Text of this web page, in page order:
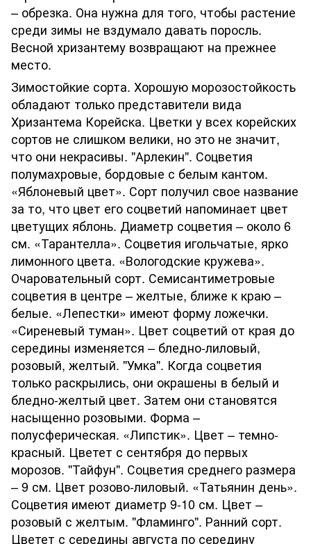
– обрезка. Она нужна для того, чтобы растение
среди зимы не вздумало давать поросль.
Весной хризантему возвращают на прежнее
место.
Зимостойкие сорта. Хорошую морозостойкость
обладают только представители вида
Хризантема Корейска. Цветки у всех корейских
сортов не слишком велики, но это не значит,
что они некрасивы. "Арлекин". Соцветия
полумахровые, бордовые с белым кантом.
«Яблоневый цвет». Сорт получил свое название
за то, что цвет его соцветий напоминает цвет
цветущих яблонь. Диаметр соцветия – около 6
см. «Тарантелла». Соцветия игольчатые, ярко
лимонного цвета. «Вологодские кружева».
Очаровательный сорт. Семисантиметровые
соцветия в центре – желтые, ближе к краю –
белые. «Лепестки» имеют форму ложечки.
«Сиреневый туман». Цвет соцветий от края до
середины изменяется – бледно-лиловый,
розовый, желтый. "Умка". Когда соцветия
только раскрылись, они окрашены в белый и
бледно-желтый цвет. Затем они становятся
насыщенно розовыми. Форма –
полусферическая. «Липстик». Цвет – темно-
красный. Цветет с сентября до первых
морозов. "Тайфун". Соцветия среднего размера
– 9 см. Цвет розово-лиловый. «Татьянин день».
Соцветия имеют диаметр 9-10 см. Цвет –
розовый с желтым. "Фламинго". Ранний сорт.
Цветет с середины августа по середину